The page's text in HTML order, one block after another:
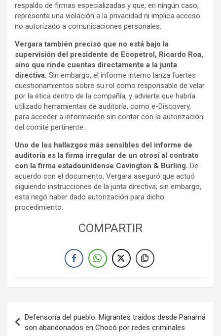
respaldo de firmas especializadas y que, en ningún caso,
representa una violación a la privacidad ni implica acceso
no autorizado a comunicaciones personales.
Vergara también precisó que no está bajo la
supervisión del presidente de Ecopetrol, Ricardo Roa,
sino que rinde cuentas directamente a la junta
directiva. Sin embargo, el informe interno lanza fuertes
cuestionamientos sobre su rol como responsable de velar
por la ética dentro de la compañía, y advierte que habría
utilizado herramientas de auditoría, como e-Discovery,
para acceder a información sin contar con la autorización
del comité pertinente.
Uno de los hallazgos más sensibles del informe de
auditoría es la firma irregular de un otrosí al contrato
con la firma estadounidense Covington & Burling. De
acuerdo con el documento, Vergara aseguró que actuó
siguiendo instrucciones de la junta directiva; sin embargo,
esta negó haber dado autorización para dicho
procedimiento.
COMPARTIR
de
Defensoría del pueblo: Migrantes traídos desde Panamá
son abandonados en Chocó por redes criminales